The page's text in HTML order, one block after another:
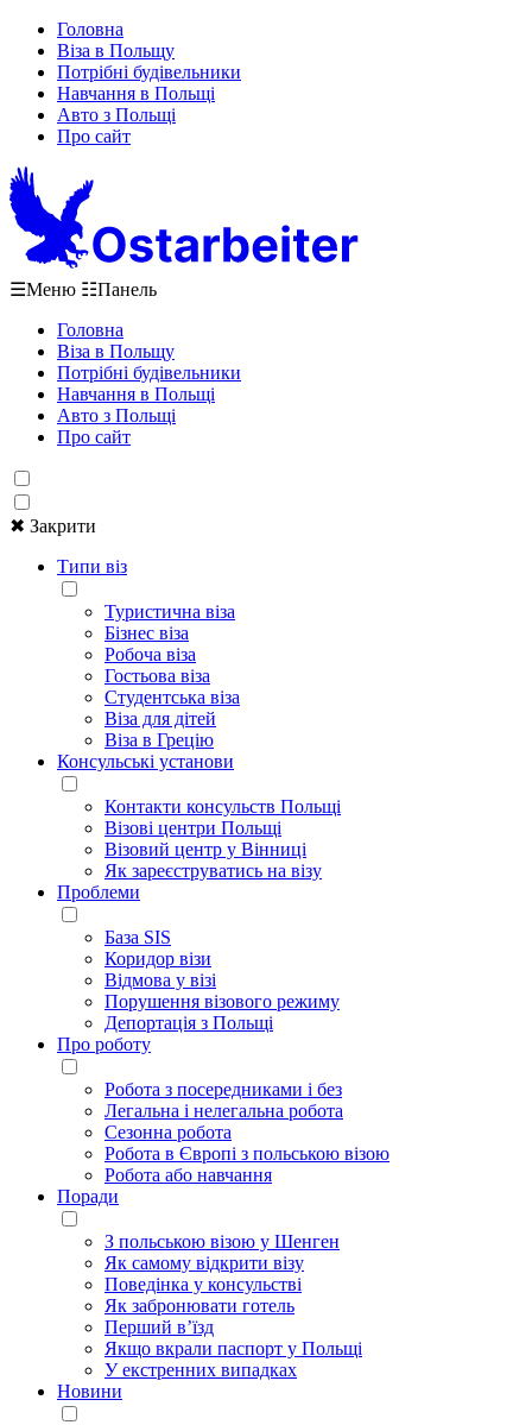
Головна
Віза в Польщу
Потрібні будівельники
Навчання в Польщі
Авто з Польщі
Про сайт
☰Меню ☷Панель
Головна
Віза в Польщу
Потрібні будівельники
Навчання в Польщі
Авто з Польщі
Про сайт
✖ Закрити
Типи віз
Туристична віза
Бізнес віза
Робоча віза
Гостьова віза
Студентська віза
Віза для дітей
Віза в Грецію
Консульські установи
Контакти консульств Польщі
Візові центри Польщі
Візовий центр у Вінниці
Як зареєструватись на візу
Проблеми
База SIS
Коридор візи
Відмова у візі
Порушення візового режиму
Депортація з Польщі
Про роботу
Робота з посередниками і без
Легальна і нелегальна робота
Сезонна робота
Робота в Європі з польською візою
Робота або навчання
Поради
З польською візою у Шенген
Як самому відкрити візу
Поведінка у консульстві
Як забронювати готель
Перший в’їзд
Якщо вкрали паспорт у Польщі
У екстренних випадках
Новини